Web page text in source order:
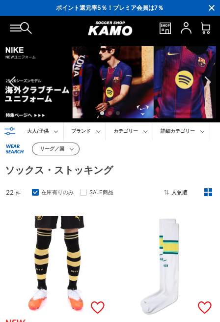
ポイント還元率5％！プレミア会員は7％
会員の方にはお誕生月に「10％OFFクーポン」プレゼント！
16,000円(税込)以上でシューズケースプレゼント！
3,300円(税込)以上で送料無料！
大人/子供 ブランド カテゴリー 詳細カテゴリー
WEAR
SEARCH
リーグ／国
ソックス・ストッキング
22 件 在庫有りのみ SALE商品